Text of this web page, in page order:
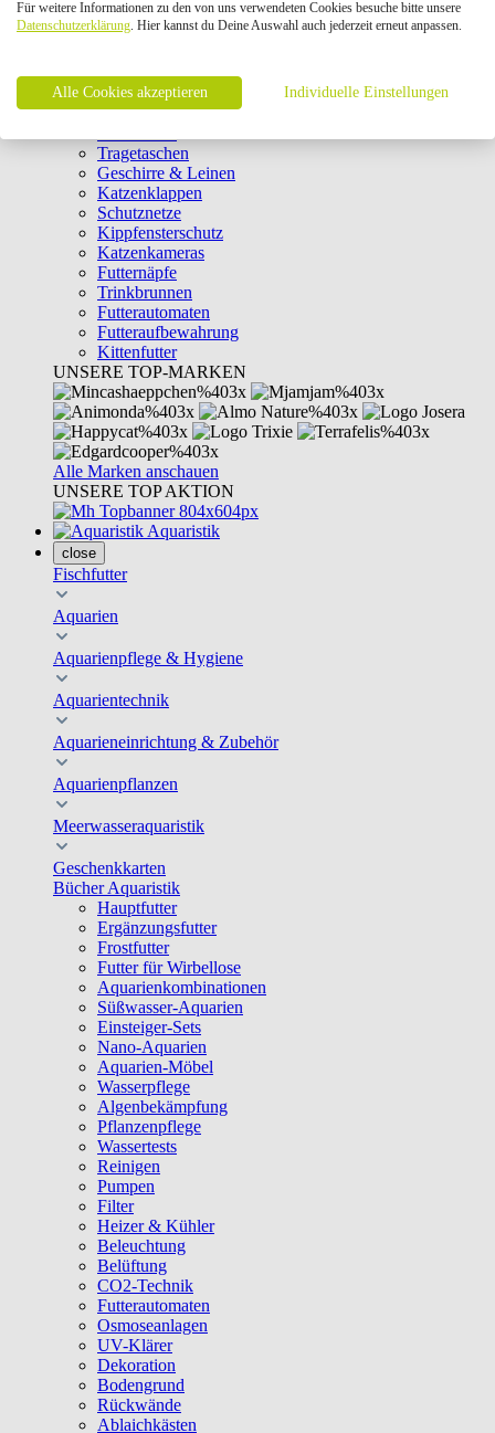
Intelligenzspielzeug
Laserpointer & Elektrospielzeug
Clicker & Target Sticks für Katzen
Weiteres Katzenspielzeug
Transportboxen
Tragetaschen
Geschirre & Leinen
Katzenklappen
Schutznetze
Kippfensterschutz
Katzenkameras
Futternäpfe
Trinkbrunnen
Futterautomaten
Futteraufbewahrung
Kittenfutter
UNSERE TOP-MARKEN
Alle Marken anschauen
UNSERE TOP AKTION
Aquaristik
close
Fischfutter
Aquarien
Aquarienpflege & Hygiene
Aquarientechnik
Aquarieneinrichtung & Zubehör
Aquarienpflanzen
Meerwasseraquaristik
Geschenkkarten
Bücher Aquaristik
Hauptfutter
Ergänzungsfutter
Frostfutter
Futter für Wirbellose
Aquarienkombinationen
Süßwasser-Aquarien
Einsteiger-Sets
Nano-Aquarien
Aquarien-Möbel
Wasserpflege
Algenbekämpfung
Pflanzenpflege
Wassertests
Reinigen
Pumpen
Filter
Heizer & Kühler
Beleuchtung
Belüftung
CO2-Technik
Futterautomaten
Osmoseanlagen
UV-Klärer
Dekoration
Bodengrund
Rückwände
Ablaichkästen
Für weitere Informationen zu den von uns verwendeten Cookies besuche bitte unsere
Datenschutzerklärung. Hier kannst du Deine Auswahl auch jederzeit erneut anpassen.
Alle Cookies akzeptieren Individuelle Einstellungen